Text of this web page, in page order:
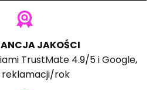
JAKOŚCI
TrustMate4.9/5 iGoogle,
reklamacji/rok